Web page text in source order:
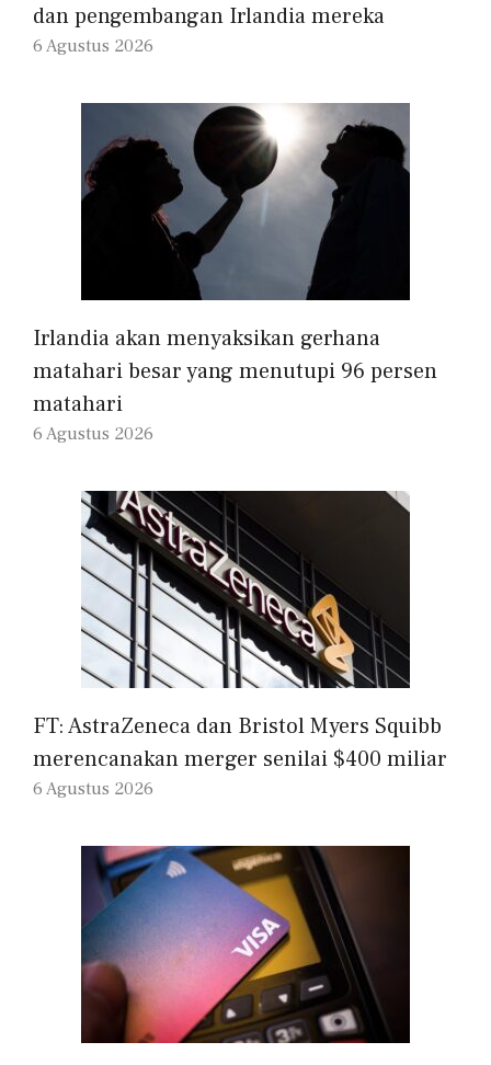
dan pengembangan Irlandia mereka
6 Agustus 2026
Irlandia akan menyaksikan gerhana
matahari besar yang menutupi 96 persen
matahari
6 Agustus 2026
FT: AstraZeneca dan Bristol Myers Squibb
merencanakan merger senilai $400 miliar
6 Agustus 2026